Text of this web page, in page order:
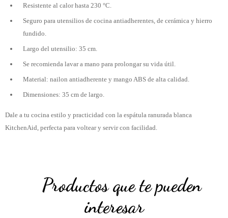
Resistente al calor hasta 230 °C.
Seguro para utensilios de cocina antiadherentes, de cerámica y hierro
fundido.
Largo del utensilio: 35 cm.
Se recomienda lavar a mano para prolongar su vida útil.
Material: nailon antiadherente y mango ABS de alta calidad.
Dimensiones: 35 cm de largo.
Dale a tu cocina estilo y practicidad con la espátula ranurada blanca
KitchenAid, perfecta para voltear y servir con facilidad.
Productos que te pueden
interesar